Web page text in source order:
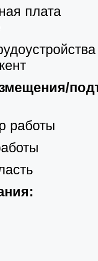
плата
работы